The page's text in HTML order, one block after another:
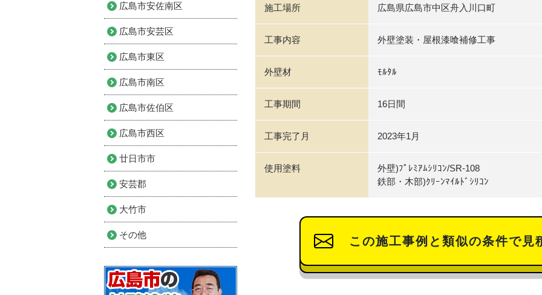
施工場所 広島県広島市中区舟入川口町
工事内容 外壁塗装・屋根漆喰補修工事
外壁材 ﾓﾙﾀﾙ
工事期間 16日間
工事完了月 2023年1月
使用塗料
外壁)ﾌﾟﾚﾐｱﾑｼﾘｺﾝ/SR-108
鉄部・木部)ｸﾘｰﾝﾏｲﾙﾄﾞｼﾘｺﾝ
この施工事例と類似の条件で見
広島市安佐南区
広島市安芸区
広島市東区
広島市南区
広島市佐伯区
広島市西区
廿日市市
安芸郡
大竹市
その他